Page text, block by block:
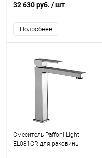
32 630 руб. / шт
Подробнее
Смеситель Paffoni Light
EL081CR для раковины